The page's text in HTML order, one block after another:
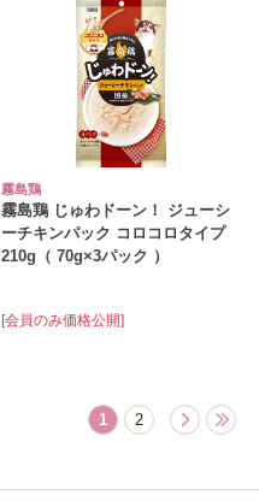
霧島鶏
霧島鶏 じゅわドーン！ ジューシ
ーチキンパック コロコロタイプ
210g（ 70g×3パック ）
[会員のみ価格公開]
1 2